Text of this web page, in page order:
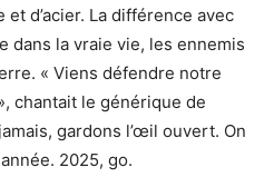
d’acier. La différence avec
dans la vraie vie, les ennemis
« Viens défendre notre
chantait le générique de
gardons l’œil ouvert. On
2025, go.